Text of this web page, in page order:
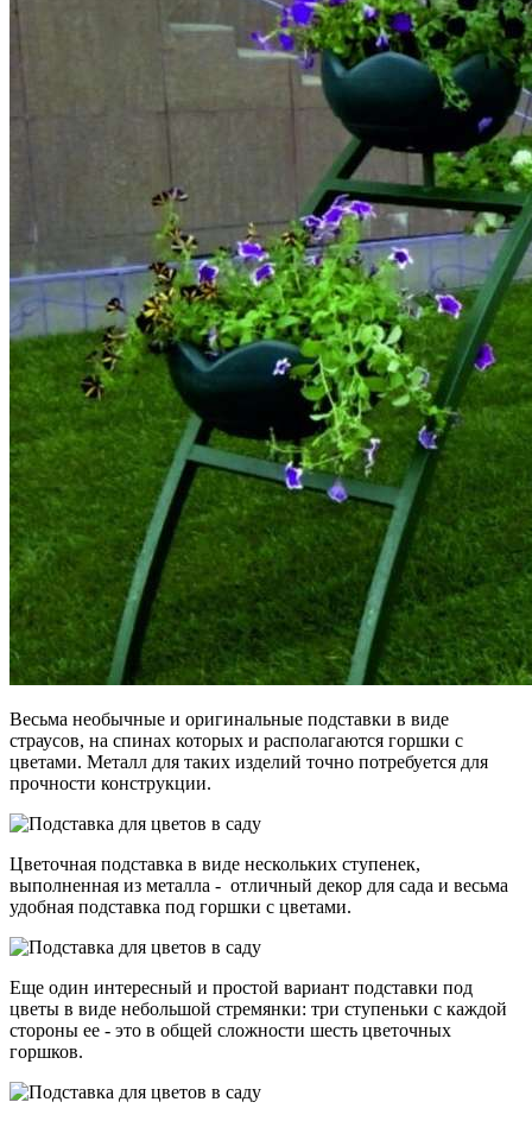
Весьма необычные и оригинальные подставки в виде
страусов, на спинах которых и располагаются горшки с
цветами. Металл для таких изделий точно потребуется для
прочности конструкции.
Цветочная подставка в виде нескольких ступенек,
выполненная из металла - отличный декор для сада и весьма
удобная подставка под горшки с цветами.
Еще один интересный и простой вариант подставки под
цветы в виде небольшой стремянки: три ступеньки с каждой
стороны ее - это в общей сложности шесть цветочных
горшков.